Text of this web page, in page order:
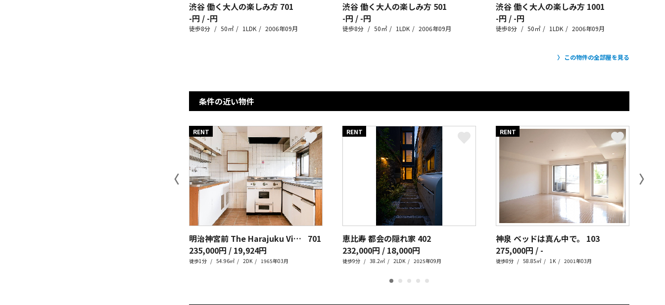
渋谷 働く大人の楽しみ方 701
-円 / -円
徒歩8分 50㎡ 1LDK 2006年09月
渋谷 働く大人の楽しみ方 501
-円 / -円
徒歩8分 50㎡ 1LDK 2006年09月
渋谷 働く大人の楽しみ方 1001
-円 / -円
徒歩8分 50㎡ 1LDK 2006年09月
この物件の全部屋を見る
条件の近い物件
RENT
明治神宮前 The Harajuku Vintage
701
235,000円 / 19,924円
徒歩1分 54.96㎡ 2DK 1965年03月
RENT
恵比寿 都会の隠れ家 402
232,000円 / 18,000円
徒歩9分 38.2㎡ 2LDK 2025年09月
RENT
神泉 ベッドは真ん中で。
103
275,000円 / -
徒歩8分 58.85㎡ 1K 2001年03月
〈 〉